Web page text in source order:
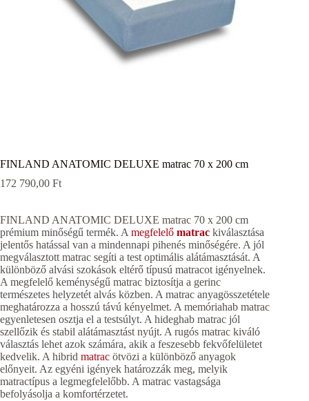
FINLAND ANATOMIC DELUXE matrac 70 x 200 cm
172 790,00 Ft
FINLAND ANATOMIC DELUXE matrac 70 x 200 cm
prémium minőségű termék. A megfelelő matrac kiválasztása
jelentős hatással van a mindennapi pihenés minőségére. A jól
megválasztott matrac segíti a test optimális alátámasztását. A
különböző alvási szokások eltérő típusú matracot igényelnek.
A megfelelő keménységű matrac biztosítja a gerinc
természetes helyzetét alvás közben. A matrac anyagösszetétele
meghatározza a hosszú távú kényelmet. A memóriahab matrac
egyenletesen osztja el a testsúlyt. A hideghab matrac jól
szellőzik és stabil alátámasztást nyújt. A rugós matrac kiváló
választás lehet azok számára, akik a feszesebb fekvőfelületet
kedvelik. A hibrid matrac ötvözi a különböző anyagok
előnyeit. Az egyéni igények határozzák meg, melyik
matractípus a legmegfelelőbb. A matrac vastagsága
befolyásolja a komfortérzetet.